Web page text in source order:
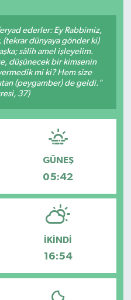
ederler: Ey Rabbimiz,
(tekrar dünyaya gönder ki)
sâlih amel işleyelim.
düşünecek bir kimsenin
mi ki? Hem size
(peygamber) de geldi."
37)
GÜNEŞ
05:42
İKINDI
16:54